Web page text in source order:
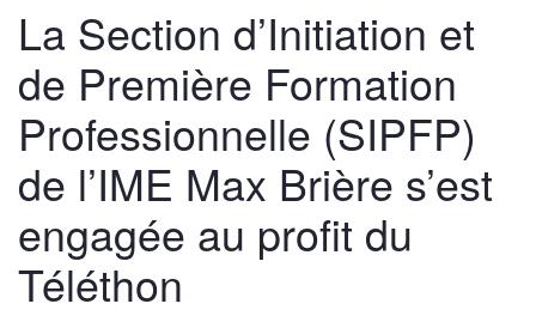
La Section d’Initiation et
de Première Formation
Professionnelle (SIPFP)
de l’IME Max Brière s’est
engagée au profit du
Téléthon